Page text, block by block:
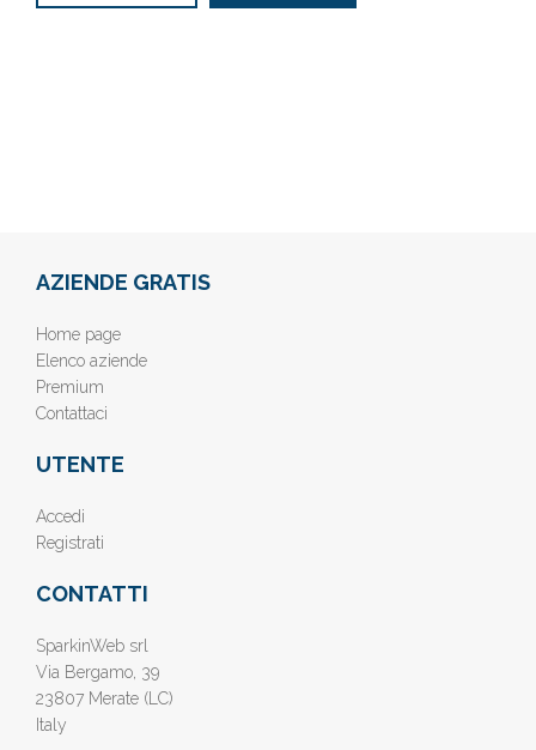
AZIENDE GRATIS
Home page
Elenco aziende
Premium
Contattaci
UTENTE
Accedi
Registrati
CONTATTI
SparkinWeb srl
Via Bergamo, 39
23807 Merate (LC)
Italy